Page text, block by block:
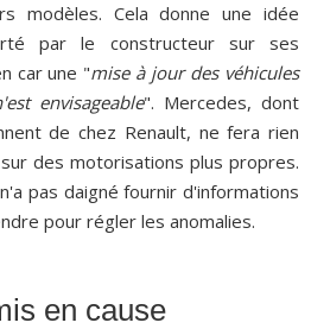
modèles. Cela donne une idée
par le constructeur sur ses
car une "mise à jour des véhicules
envisageable". Mercedes, dont
de chez Renault, ne fera rien
des motorisations plus propres.
pas daigné fournir d'informations
pour régler les anomalies.
en cause